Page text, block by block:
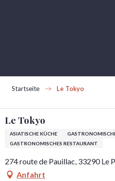
Startseite Le Tokyo
Le Tokyo
ASIATISCHE KÜCHE
GASTRONOMISCHES RESTAURANT
274 route de Pauillac, 33290 Le
Anfahrt